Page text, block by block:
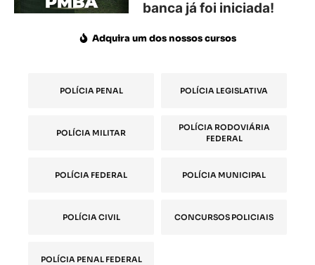
banca já foi iniciada!
Adquira um dos nossos cursos
POLÍCIA PENAL POLÍCIA LEGISLATIVA
POLÍCIA MILITAR
POLÍCIA RODOVIÁRIA
FEDERAL
POLÍCIA FEDERAL POLÍCIA MUNICIPAL
POLÍCIA CIVIL CONCURSOS POLICIAIS
POLÍCIA PENAL FEDERAL